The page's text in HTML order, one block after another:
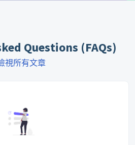
Questions (FAQs)
視所有文章